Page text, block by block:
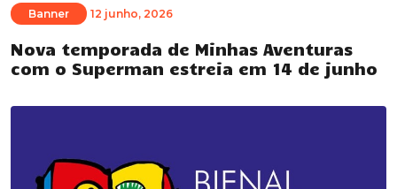
Banner 12 junho, 2026
Nova temporada de Minhas Aventuras
com o Superman estreia em 14 de junho